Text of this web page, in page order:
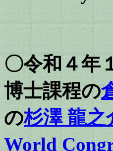
〇令和４年
博士課程の
の杉澤 龍之
World